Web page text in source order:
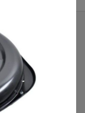
1328H (2022)